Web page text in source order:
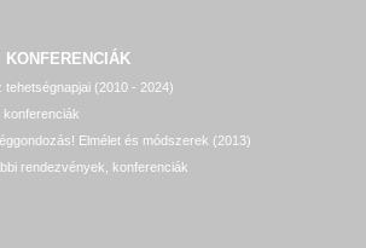
KONFERENCIÁK
tehetségnapjai (2010 - 2024)
konferenciák
Elmélet és módszerek (2013)
rendezvények, konferenciák